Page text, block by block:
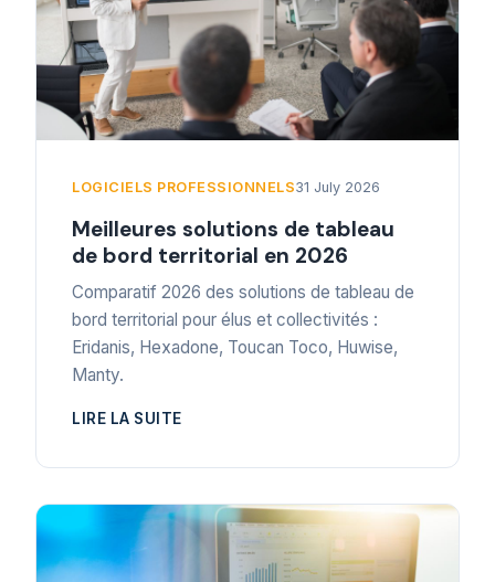
LOGICIELS PROFESSIONNELS31 July 2026
Meilleures solutions de tableau
de bord territorial en 2026
Comparatif 2026 des solutions de tableau de
bord territorial pour élus et collectivités :
Eridanis, Hexadone, Toucan Toco, Huwise,
Manty.
LIRE LA SUITE